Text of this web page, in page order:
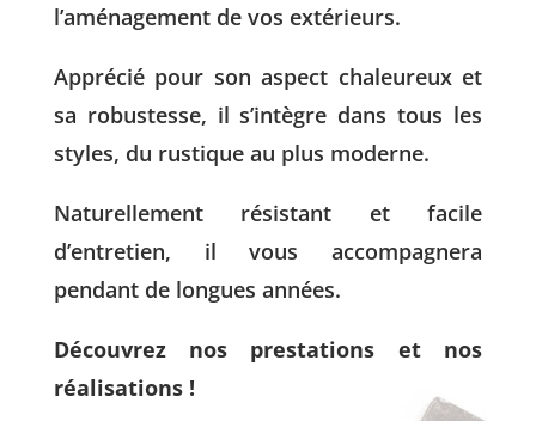
l’aménagement de vos extérieurs.
Apprécié pour son aspect chaleureux et
sa robustesse, il s’intègre dans tous les
styles, du rustique au plus moderne.
Naturellement résistant et facile
d’entretien, il vous accompagnera
pendant de longues années.
Découvrez nos prestations et nos
réalisations !